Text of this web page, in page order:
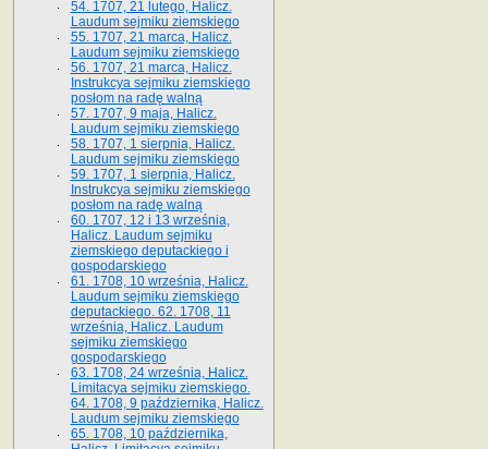
54. 1707, 21 lutego, Halicz.
Laudum sejmiku ziemskiego
55. 1707, 21 marca, Halicz.
Laudum sejmiku ziemskiego
56. 1707, 21 marca, Halicz.
Instrukcya sejmiku ziemskiego
posłom na radę walną
57. 1707, 9 maja, Halicz.
Laudum sejmiku ziemskiego
58. 1707, 1 sierpnia, Halicz.
Laudum sejmiku ziemskiego
59. 1707, 1 sierpnia, Halicz.
Instrukcya sejmiku ziemskiego
posłom na radę walną
60. 1707, 12 i 13 września,
Halicz. Laudum sejmiku
ziemskiego deputackiego i
gospodarskiego
61. 1708, 10 września, Halicz.
Laudum sejmiku ziemskiego
deputackiego. 62. 1708, 11
września, Halicz. Laudum
sejmiku ziemskiego
gospodarskiego
63. 1708, 24 września, Halicz.
Limitacya sejmiku ziemskiego.
64. 1708, 9 października, Halicz.
Laudum sejmiku ziemskiego
65­. 1708, 10 października,